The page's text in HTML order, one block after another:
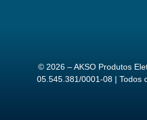
© 2026 – AKSO Produtos
05.545.381/0001-08 | Todos